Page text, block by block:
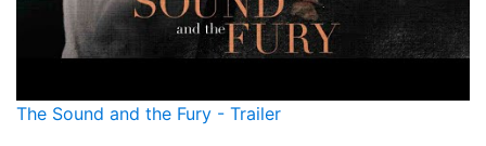
The Sound and the Fury - Trailer